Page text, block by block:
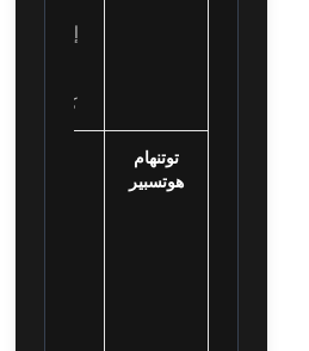
إيمري، دويه؛
كفاراتسخيليا
توتنهام
هوتسبير